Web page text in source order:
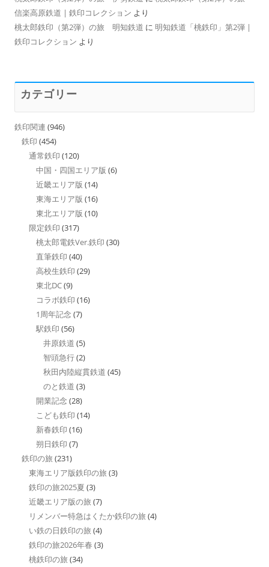
信楽高原鉄道 | 鉄印コレクション より
桃太郎鉄印（第2弾）の旅 明知鉄道 に 明知鉄道「桃鉄印」第2弾 |
鉄印コレクション より
カテゴリー
鉄印関連 (946)
鉄印 (454)
通常鉄印 (120)
中国・四国エリア版 (6)
近畿エリア版 (14)
東海エリア版 (16)
東北エリア版 (10)
限定鉄印 (317)
桃太郎電鉄Ver.鉄印 (30)
直筆鉄印 (40)
高校生鉄印 (29)
東北DC(9)
コラボ鉄印 (16)
1周年記念 (7)
駅鉄印 (56)
井原鉄道 (5)
智頭急行(2)
秋田内陸縦貫鉄道 (45)
のと鉄道 (3)
開業記念 (28)
こども鉄印 (14)
新春鉄印 (16)
朔日鉄印 (7)
鉄印の旅 (231)
東海エリア版鉄印の旅 (3)
鉄印の旅2025夏 (3)
近畿エリア版の旅 (7)
リメンバー特急はくたか鉄印の旅 (4)
い鉄の日鉄印の旅 (4)
鉄印の旅2026年春 (3)
桃鉄印の旅 (34)